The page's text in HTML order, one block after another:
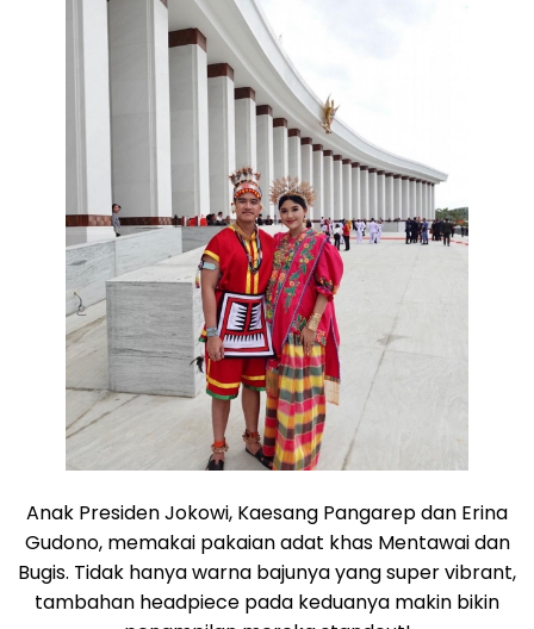
Anak Presiden Jokowi, Kaesang Pangarep dan Erina
Gudono, memakai pakaian adat khas Mentawai dan
Bugis. Tidak hanya warna bajunya yang super vibrant,
tambahan headpiece pada keduanya makin bikin